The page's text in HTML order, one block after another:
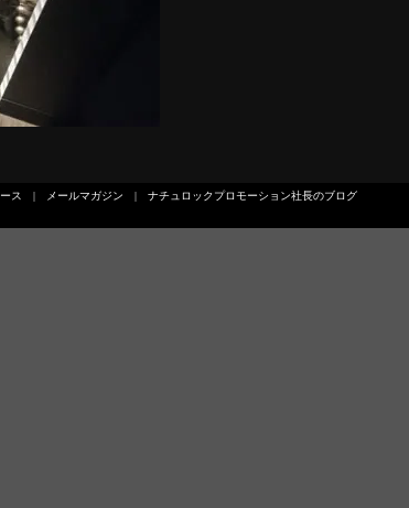
ス | メールマガジン | ナチュロックプロモーション社長のブログ